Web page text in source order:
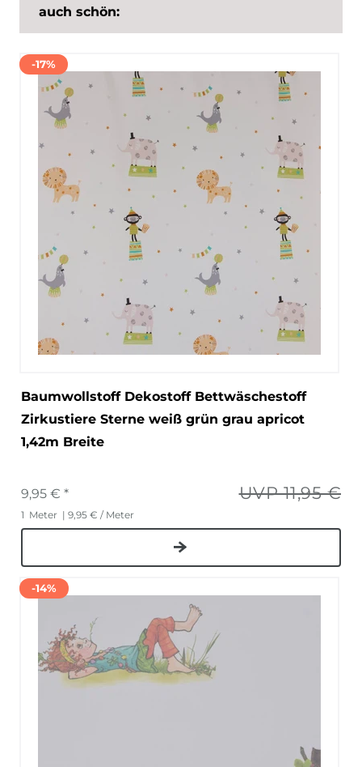
auch schön:
-17%
Baumwollstoff Dekostoff Bettwäschestoff
Zirkustiere Sterne weiß grün grau apricot
1,42m Breite
UVP 11,95 €
9,95 € *
1 Meter | 9,95 € / Meter
-14%